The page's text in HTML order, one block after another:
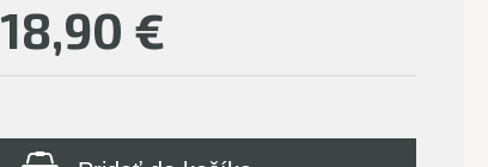
18,90 €